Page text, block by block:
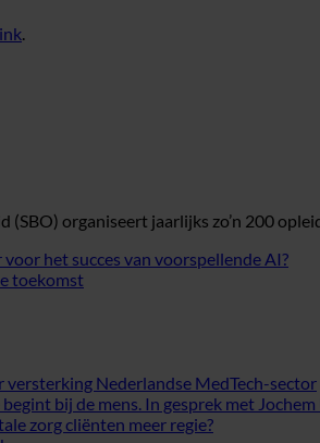
organiseert jaarlijks zo’n 200
het succes van voorspellende AI?
toekomst
Nederlandse MedTech-sector
bij de mens. In gesprek met
zorg cliënten meer regie?